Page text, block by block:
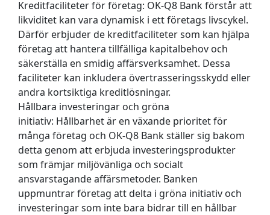
Kreditfaciliteter för företag: OK-Q8 Bank förstår att
likviditet kan vara dynamisk i ett företags livscykel.
Därför erbjuder de kreditfaciliteter som kan hjälpa
företag att hantera tillfälliga kapitalbehov och
säkerställa en smidig affärsverksamhet. Dessa
faciliteter kan inkludera övertrasseringsskydd eller
andra kortsiktiga kreditlösningar.
Hållbara investeringar och gröna
initiativ: Hållbarhet är en växande prioritet för
många företag och OK-Q8 Bank ställer sig bakom
detta genom att erbjuda investeringsprodukter
som främjar miljövänliga och socialt
ansvarstagande affärsmetoder. Banken
uppmuntrar företag att delta i gröna initiativ och
investeringar som inte bara bidrar till en hållbar